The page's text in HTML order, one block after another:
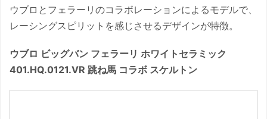
ウブロとフェラーリのコラボレーションによるモデルで、
レーシングスピリットを感じさせるデザインが特徴。
ウブロ ビッグバン フェラーリ ホワイトセラミック
401.HQ.0121.VR 跳ね馬 コラボ スケルトン